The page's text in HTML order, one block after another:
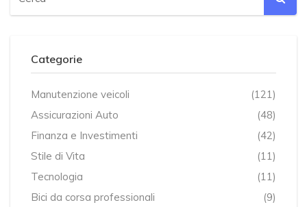
Categorie
Manutenzione veicoli
(121)
Assicurazioni Auto
(48)
Finanza e Investimenti
(42)
Stile di Vita
(11)
Tecnologia
(11)
Bici da corsa professionali
(9)